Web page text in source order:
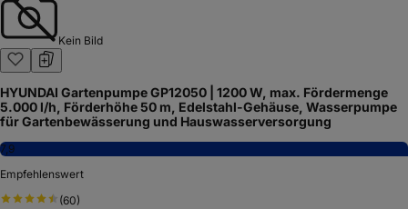
Kein Bild
HYUNDAI Gartenpumpe GP12050 | 1200 W, max. Fördermenge
5.000 l/h, Förderhöhe 50 m, Edelstahl-Gehäuse, Wasserpumpe
für Gartenbewässerung und Hauswasserversorgung
7,9
Empfehlenswert
(60)